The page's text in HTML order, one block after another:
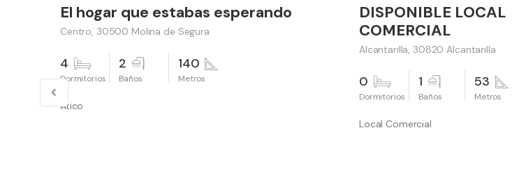
Vender
El hogar que estabas esperando
Centro, 30500 Molina de Segura
4 2 140
Ático
Vender
DISPONIBLE LOCAL
COMERCIAL
Alcantarilla, 30820 Alcantarilla
0 1 53
Local Comercial